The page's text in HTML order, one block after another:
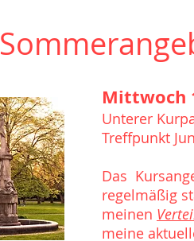
Mittwoch
Unterer
Treffpunkt
Das
regelmäßig
meinen
meine